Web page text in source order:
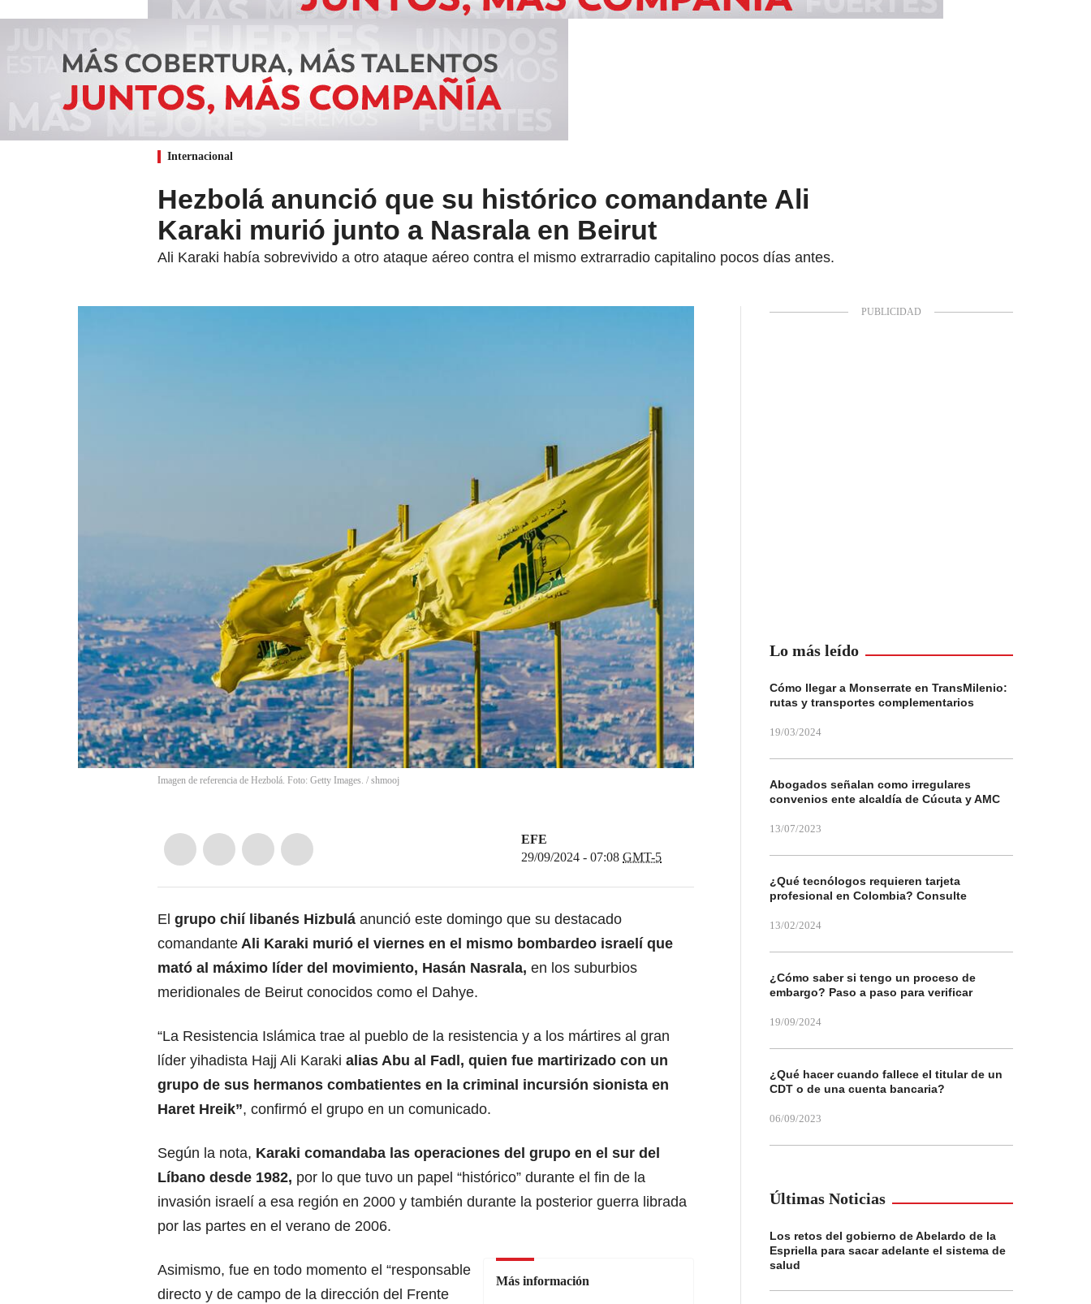
Internacional
Hezbolá anunció que su histórico comandante Ali
Karaki murió junto a Nasrala en Beirut
Ali Karaki había sobrevivido a otro ataque aéreo contra el mismo extrarradio capitalino pocos días antes.
Imagen de referencia de Hezbolá. Foto: Getty Images. / shmooj
EFE
29/09/2024 - 07:08 GMT-5
El grupo chií libanés Hizbulá anunció este domingo que su destacado
comandante Ali Karaki murió el viernes en el mismo bombardeo israelí que
mató al máximo líder del movimiento, Hasán Nasrala, en los suburbios
meridionales de Beirut conocidos como el Dahye.
“La Resistencia Islámica trae al pueblo de la resistencia y a los mártires al gran
líder yihadista Hajj Ali Karaki alias Abu al Fadl, quien fue martirizado con un
grupo de sus hermanos combatientes en la criminal incursión sionista en
Haret Hreik”, confirmó el grupo en un comunicado.
Según la nota, Karaki comandaba las operaciones del grupo en el sur del
Líbano desde 1982, por lo que tuvo un papel “histórico” durante el fin de la
invasión israelí a esa región en 2000 y también durante la posterior guerra librada
por las partes en el verano de 2006.
Más información
Asimismo, fue en todo momento el “responsable
directo y de campo de la dirección del Frente
Lo más leído
Cómo llegar a Monserrate en TransMilenio:
rutas y transportes complementarios
19/03/2024
Abogados señalan como irregulares
convenios ente alcaldía de Cúcuta y AMC
13/07/2023
¿Qué tecnólogos requieren tarjeta
profesional en Colombia? Consulte
13/02/2024
¿Cómo saber si tengo un proceso de
embargo? Paso a paso para verificar
19/09/2024
¿Qué hacer cuando fallece el titular de un
CDT o de una cuenta bancaria?
06/09/2023
Últimas Noticias
Los retos del gobierno de Abelardo de la
Espriella para sacar adelante el sistema de
salud